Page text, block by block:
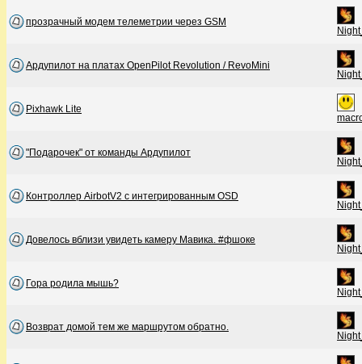
прозрачный модем телеметрии через GSM
Ардупилот на платах OpenPilot Revolution / RevoMini
Pixhawk Lite
"Подарочек" от команды Ардупилот
Контроллер AirbotV2 с интегрированным OSD
Довелось вблизи увидеть камеру Мавика. #фшоке
Гора родила мышь?
Возврат домой тем же маршрутом обратно.